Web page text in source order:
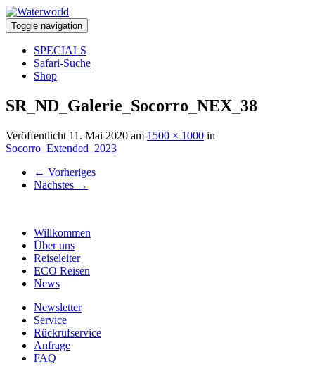
Toggle navigation
SPECIALS
Safari-Suche
Shop
SR_ND_Galerie_Socorro_NEX_38
Veröffentlicht 11. Mai 2020 am 1500 × 1000 in
Socorro_Extended_2023
← Vorheriges
Nächstes →
Willkommen
Über uns
Reiseleiter
ECO Reisen
News
Newsletter
Service
Rückrufservice
Anfrage
FAQ